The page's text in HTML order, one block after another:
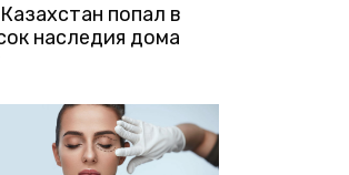
попал в
наследия дома